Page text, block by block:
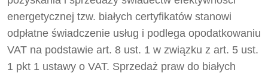
energetycznej tzw. białych certyfikatów stanowi
odpłatne świadczenie usług i podlega opodatkowaniu
VAT na podstawie art. 8 ust. 1 w związku z art. 5 ust.
1 pkt 1 ustawy o VAT. Sprzedaż praw do białych